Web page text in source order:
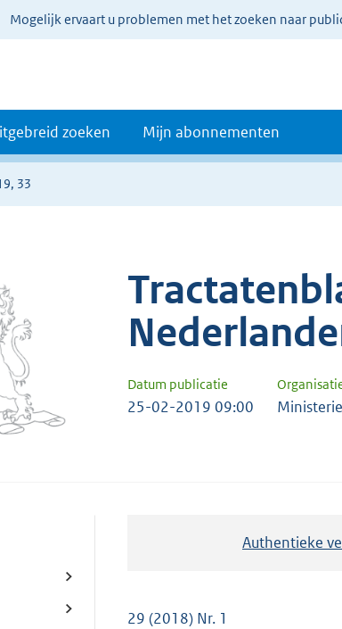
Mogelijk ervaart u problemen met het zoeken naar
zoeken Mijn abonnementen
33
Datum publicatie
25-02-2019 09:00
Authentieke
29 (2018) Nr. 1